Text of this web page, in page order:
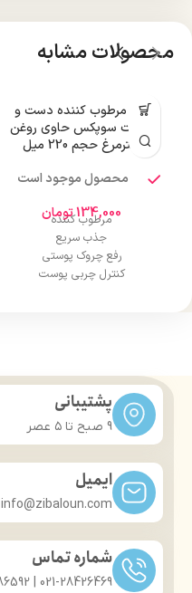
محصولات مشابه
کرم مرطوب کننده دست و
صورت سوپکس حاوی روغن
شترمرغ حجم 220 میل
محصول موجود است
134,000تومان
مرطوب کننده
جذب سریع
رفع چروک پوستی
کنترل چربی پوست
پشتیبانی
9 صبح تا ۵ عصر
ایمیل
info@zibaloun.com
شماره تماس
021-28426469 | 031-33686592